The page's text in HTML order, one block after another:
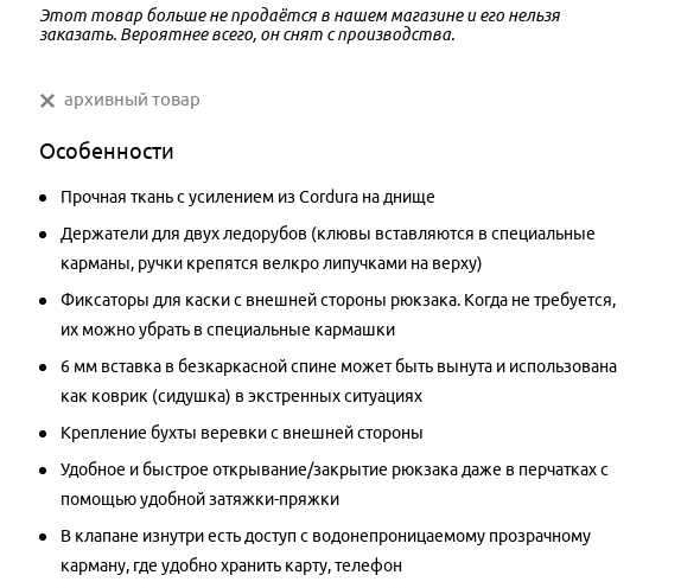
Этот товар больше не продаётся в нашем магазине и его нельзя
заказать. Вероятнее всего, он снят с производства.
архивный товар
Особенности
Прочная ткань с усилением из Cordura на днище
Держатели для двух ледорубов (клювы вставляются в специальные
карманы, ручки крепятся велкро липучками на верху)
Фиксаторы для каски с внешней стороны рюкзака. Когда не требуется,
их можно убрать в специальные кармашки
6 мм вставка в безкаркасной спине может быть вынута и использована
как коврик (сидушка) в экстренных ситуациях
Крепление бухты веревки с внешней стороны
Удобное и быстрое открывание/закрытие рюкзака даже в перчатках с
помощью удобной затяжки-пряжки
В клапане изнутри есть доступ с водонепроницаемому прозрачному
карману, где удобно хранить карту, телефон